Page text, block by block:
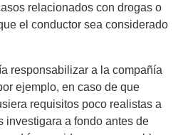
relacionados con drogas o
el conductor sea considerado
responsabilizar a la compañía
ejemplo, en caso de que
requisitos poco realistas a
investigara a fondo antes de